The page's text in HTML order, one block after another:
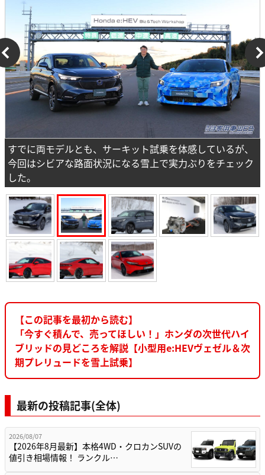
すでに両モデルとも、サーキット試乗を体感しているが、
今回はシビアな路面状況になる雪上で実力ぶりをチェック
した。
【この記事を最初から読む】
「今すぐ積んで、売ってほしい！」ホンダの次世代ハイ
ブリッドの見どころを解説【小型用e:HEVヴェゼル＆次
期プレリュードを雪上試乗】
最新の投稿記事(全体)
2026/08/07
【2026年8月最新】本格4WD・クロカンSUVの
値引き相場情報！ ランクル…